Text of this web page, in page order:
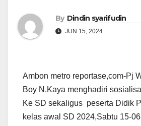
By Dindin syarifudin
JUN 15, 2024
Ambon metro reportase,com-Pj
Boy N.Kaya menghadiri
Ke SD sekaligus peserta Didik
kelas awal SD 2024,Sabtu 15-